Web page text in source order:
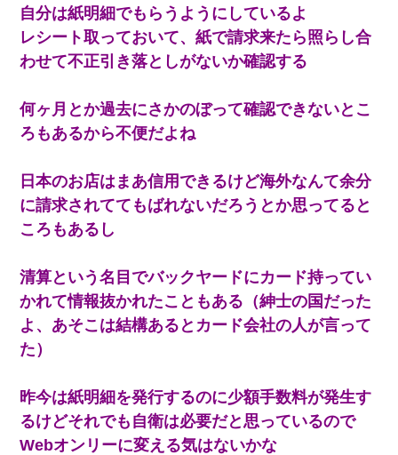
私は家が貧しくて、手に職をつけようと看護師になった。だけど
卒業を控えた年の1月末、車にひかれて看護師になれなくなった。
新卒の女性社員に1年半ストーカーされていた。俺「マジで怖い」
【衝撃】婚約者「兄と結婚はするけど嫁入りするわけじゃない。
お互い干渉はしないようにしましょう」→ その後に結納金の話を
したので、母が・・・
自分は紙明細でもらうようにしているよ
レシート取っておいて、紙で請求来たら照らし合
わせて不正引き落としがないか確認する
何ヶ月とか過去にさかのぼって確認できないとこ
ろもあるから不便だよね
日本のお店はまあ信用できるけど海外なんて余分
に請求されててもばれないだろうとか思ってると
ころもあるし
清算という名目でバックヤードにカード持ってい
かれて情報抜かれたこともある（紳士の国だった
よ、あそこは結構あるとカード会社の人が言って
た）
昨今は紙明細を発行するのに少額手数料が発生す
るけどそれでも自衛は必要だと思っているので
Webオンリーに変える気はないかな